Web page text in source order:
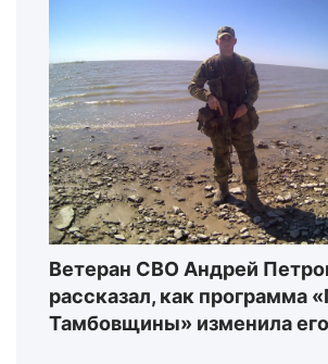
Ветеран СВО Андрей
рассказал, как программа
Тамбовщины» изменила